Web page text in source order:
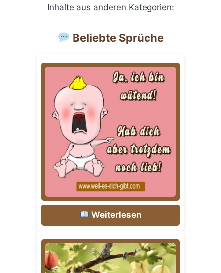
Inhalte aus anderen Kategorien:
Beliebte Sprüche
Weiterlesen